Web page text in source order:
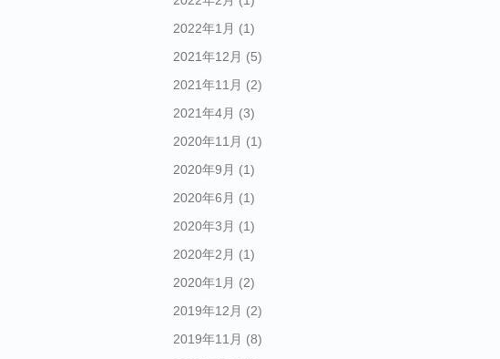
2022年1月 (1)
2021年12月 (5)
2021年11月 (2)
2021年4月 (3)
2020年11月 (1)
2020年9月 (1)
2020年6月 (1)
2020年3月 (1)
2020年2月 (1)
2020年1月 (2)
2019年12月 (2)
2019年11月 (8)